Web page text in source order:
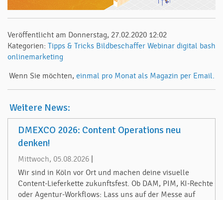
Veröffentlicht am Donnerstag, 27.02.2020 12:02
Kategorien: Tipps & Tricks Bildbeschaffer Webinar digital bash
onlinemarketing
Wenn Sie möchten, einmal pro Monat als Magazin per Email.
Weitere News:
DMEXCO 2026: Content Operations neu
denken!
Mittwoch, 05.08.2026
Wir sind in Köln vor Ort und machen deine visuelle
Content-Lieferkette zukunftsfest. Ob DAM, PIM, KI-Rechte
oder Agentur-Workflows: Lass uns auf der Messe auf